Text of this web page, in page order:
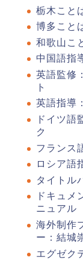
栃木こと
博多こと
和歌山こ
中国語指
英語監修
ト
英語指導
ドイツ語
ク
フランス
ロシア語
タイトル
ドキュメ
ニュアル
海外制作
ー：結城
エグゼク